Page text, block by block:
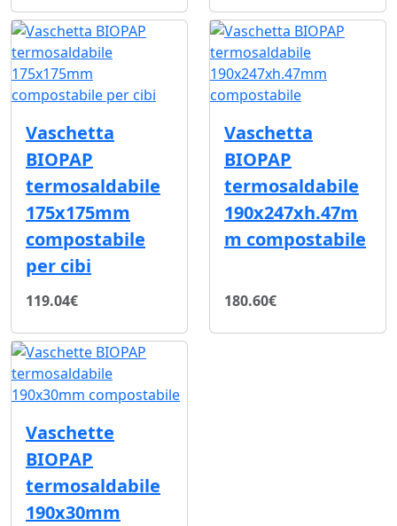
Vaschetta
BIOPAP
termosaldabile
175x175mm
compostabile
per cibi
119.04€
Vaschetta
BIOPAP
termosaldabile
190x247xh.47m
m compostabile
180.60€
Vaschette
BIOPAP
termosaldabile
190x30mm